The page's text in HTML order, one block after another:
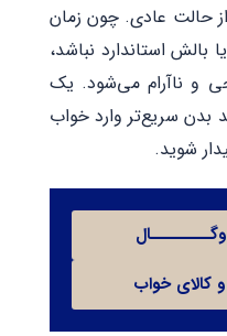
حالت عادی. چون زمان
استاندارد نباشد،
و ناآرام می‌شود. یک
سریع‌تر وارد خواب
شوید.
کالای خواب